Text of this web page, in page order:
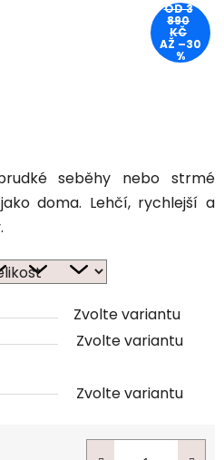
seběhy nebo strmé
doma. Lehčí, rychlejší a
Zvolte variantu
Zvolte variantu
Zvolte variantu
OD 3
890
KČ
AŽ –30
%